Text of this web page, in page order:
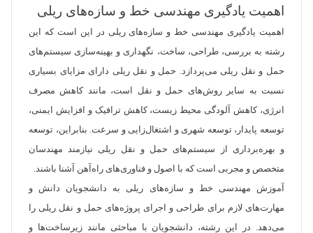
اهمیت یادگیری مهندسی خط و سازه‌های ریلی
اهمیت یادگیری مهندسی خط و سازه‌های ریلی در این است که این
رشته به بررسی، طراحی، ساخت، نگهداری و بهینه‌سازی سیستم‌های
حمل و نقل ریلی می‌پردازد. حمل و نقل ریلی دارای مزایای بسیاری
نسبت به سایر روش‌های حمل و نقل است، مانند کاهش مصرف
انرژی، کاهش آلودگی محیط زیست، کاهش ترافیک و افزایش ایمنی،
توسعه پایدار، توسعه شهری و اشتغال‌زایی و سرعت. بنابراین، توسعه
و بهره‌برداری از سیستم‌های حمل و نقل ریلی نیازمند مهندسان
متخصص و مجربی است که با اصول و فناوری‌های راه‌آهن آشنا باشند.
آموزش مهندسی خط و سازه‌های ریلی به دانشجویان دانش و
مهارت‌های لازم برای طراحی و اجرای پروژه‌های حمل و نقل ریلی را
می‌دهد. در این رشته، دانشجویان با مباحثی مانند زیرساخت‌ها و